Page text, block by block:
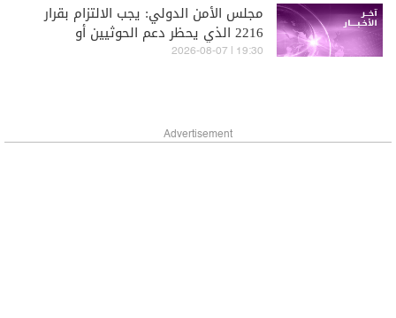
مجلس الأمن الدولي: يجب الالتزام بقرار
2216 الذي يحظر دعم الحوثيين أو
تسليحهم
19:30 | 2026-08-07
Advertisement